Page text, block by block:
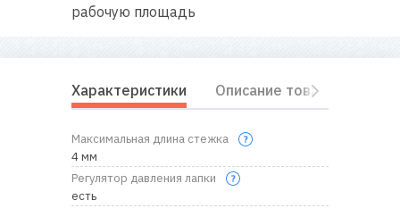
рабочую площадь
Характеристики Описание товара
Максимальная длина стежка
4 мм
Регулятор давления лапки
есть